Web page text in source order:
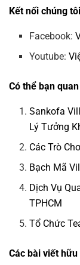
Kết nối chúng
Facebook:
Youtube:
Có thể bạn
Sankofa
Lý Tưởng
Các Trò
Bạch Mã
Dịch Vụ
TPHCM
Tổ Chức
Các bài viết